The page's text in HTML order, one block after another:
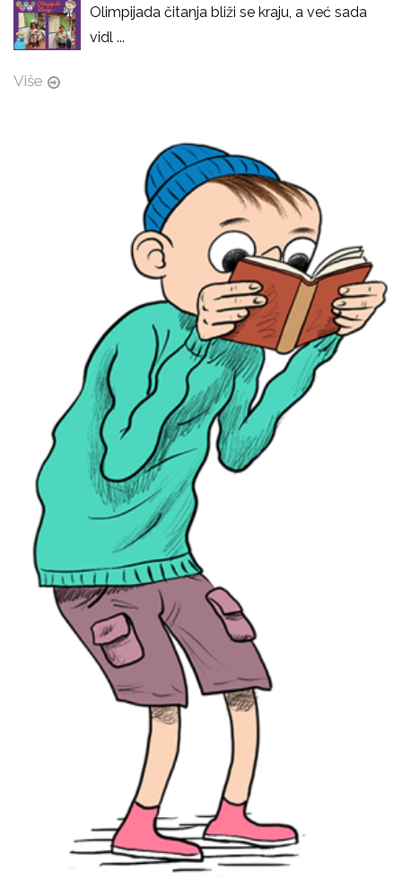
Olimpijada čitanja bliži se kraju, a već sada
vidl ...
Više